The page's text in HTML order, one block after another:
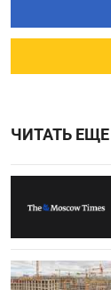
ЧИТАТЬ ЕЩЕ